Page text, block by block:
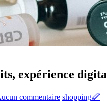
expérience
commentaire shopping🖉